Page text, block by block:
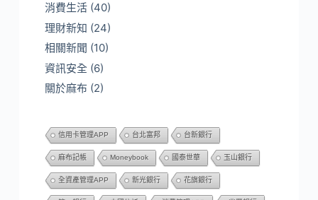
消費生活(40)
理財新知 (24)
相關新聞 (10)
資訊安全(6)
關於麻布 (2)
信用卡管理APP 台北富邦 台新銀行
麻布記帳 Moneybook 國泰世華 玉山銀行
全資產管理APP 新光銀行 花旗銀行